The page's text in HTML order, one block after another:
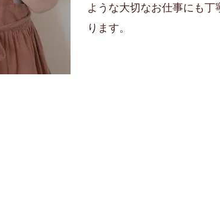
ような大切なお仕事にも
ります。